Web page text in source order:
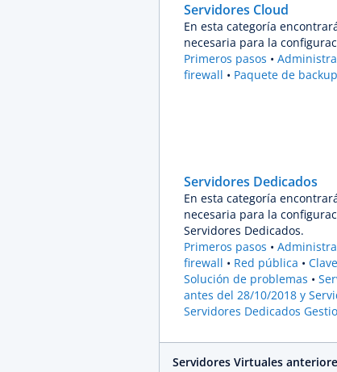
Servidores Cloud
En esta categoría
necesaria para la
Primeros pasos
firewall
Paquete de backup
Servidores Dedicados
En esta categoría
necesaria para la
Servidores Dedicados.
Primeros pasos
firewall
Red pública
Solución de problemas
antes del 28/10/2018 y
Servidores Dedicados
Servidores Virtuales